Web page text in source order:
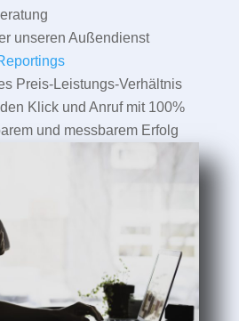
unseren Außendienst
Preis-Leistungs-Verhältnis
Klick und Anruf mit 100%
und messbarem Erfolg